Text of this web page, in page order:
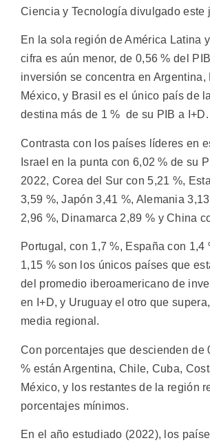
Ciencia y Tecnología divulgado este
En la sola región de América Latina
cifra es aún menor, de 0,56 % del
inversión se concentra en Argentina,
México, y Brasil es el único país de
destina más de 1 % de su PIB a I+D.
Contrasta con los países líderes en
Israel en la punta con 6,02 % de su
2022, Corea del Sur con 5,21 %,
3,59 %, Japón 3,41 %, Alemania
2,96 %, Dinamarca 2,89 % y China
Portugal, con 1,7 %, España con 1,4
1,15 % son los únicos países que
del promedio iberoamericano de
en I+D, y Uruguay el otro que
media regional.
Con porcentajes que descienden de
% están Argentina, Chile, Cuba,
México, y los restantes de la región
porcentajes mínimos.
En el año estudiado (2022), los